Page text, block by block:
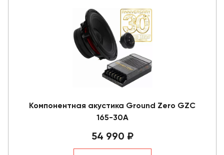
Компонентная акустика Ground Zero GZC
165-30A
54 990 ₽